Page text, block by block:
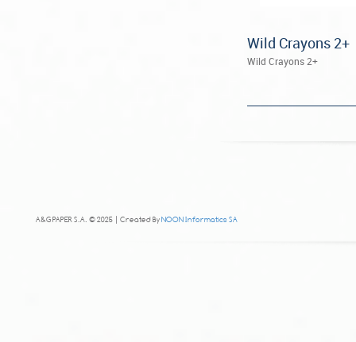
Wild Crayons 2+
Wild Crayons 2+
A&G PAPER S.A. © 2025 | Created ByNOON Informatics SA